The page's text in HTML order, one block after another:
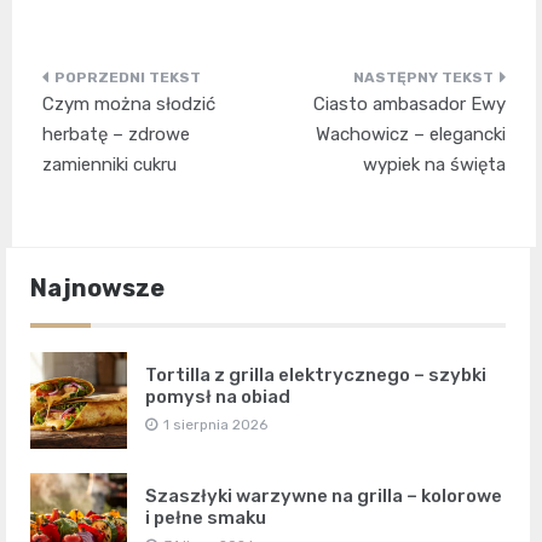
Nawigacja
wpisu
Czym można słodzić
herbatę – zdrowe
zamienniki cukru
Ciasto ambasador Ewy
Wachowicz – elegancki
wypiek na święta
Najnowsze
Tortilla z grilla elektrycznego – szybki
pomysł na obiad
1 sierpnia 2026
Szaszłyki warzywne na grilla – kolorowe
i pełne smaku